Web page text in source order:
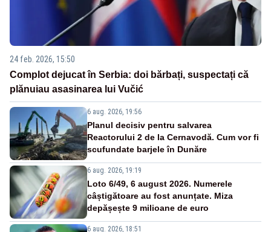
24 feb. 2026, 15:50
Complot dejucat în Serbia: doi bărbați, suspectați că
plănuiau asasinarea lui Vučić
6 aug. 2026, 19:56
Planul decisiv pentru salvarea
Reactorului 2 de la Cernavodă. Cum vor fi
scufundate barjele în Dunăre
6 aug. 2026, 19:19
Loto 6/49, 6 august 2026. Numerele
câștigătoare au fost anunțate. Miza
depășește 9 milioane de euro
6 aug. 2026, 18:51